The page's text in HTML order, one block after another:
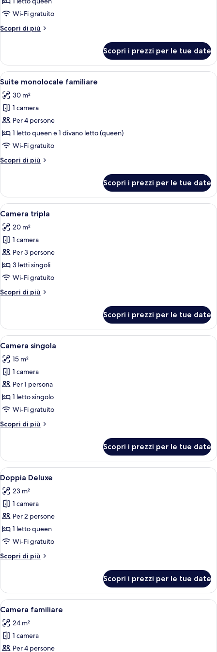
BasicWi-Fi gratuito
Scopri di più
Altri
Basic
Scopri i prezzi per le tue date
Apri
tutte
le
foto
per
Suite
monolocale
Camera d'albergo con un armadio
10
Suite monolocale familiare
30 m²
1 camera
Per 4 persone
1 letto queen e 1 divano letto (queen)
Wi-Fi gratuito
Scopri di più
Altri
monolocale
familiare
Scopri i prezzi per le tue date
Apri
tutte
le
foto
per
Camera
tripla
Camera d'albergo con due letti, una
4
Camera tripla
20 m²
1 camera
Per 3 persone
3 letti singoli
Wi-Fi gratuito
Scopri di più
Altri
tripla
Scopri i prezzi per le tue date
Apri
tutte
le
foto
per
Camera
singola
Una moderna camera d'hotel con
9
Camera singola
15 m²
1 camera
Per 1 persona
1 letto singolo
Wi-Fi gratuito
Scopri di più
Altri
singola
Scopri i prezzi per le tue date
Apri
tutte
le
foto
per
Doppia
Deluxe
Una camera d'albergo con un letto,
9
Doppia Deluxe
23 m²
1 camera
Per 2 persone
1 letto queen
Wi-Fi gratuito
Scopri di più
Altri
Deluxe
Scopri i prezzi per le tue date
Apri
tutte
le
foto
per
Una camera d'albergo con un letto
11
Camera familiare
24 m²
1 camera
Per 4 persone